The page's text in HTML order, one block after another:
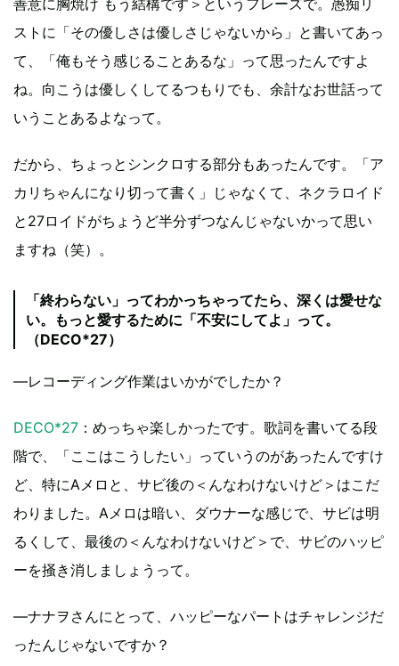
ストに「その優しさは優しさじゃないから」と書いてあっ
て、「俺もそう感じることあるな」って思ったんですよ
ね。向こうは優しくしてるつもりでも、余計なお世話って
いうことあるよなって。
だから、ちょっとシンクロする部分もあったんです。「ア
カリちゃんになり切って書く」じゃなくて、ネクラロイド
と27ロイドがちょうど半分ずつなんじゃないかって思い
ますね（笑）。
「終わらない」ってわかっちゃってたら、深くは愛せな
い。もっと愛するために「不安にしてよ」って。
（DECO*27）
―レコーディング作業はいかがでしたか？
DECO*27 ：めっちゃ楽しかったです。歌詞を書いてる段
階で、「ここはこうしたい」っていうのがあったんですけ
ど、特にAメロと、サビ後の＜んなわけないけど＞はこだ
わりました。Aメロは暗い、ダウナーな感じで、サビは明
るくして、最後の＜んなわけないけど＞で、サビのハッピ
ーを掻き消しましょうって。
―ナナヲさんにとって、ハッピーなパートはチャレンジだ
ったんじゃないですか？